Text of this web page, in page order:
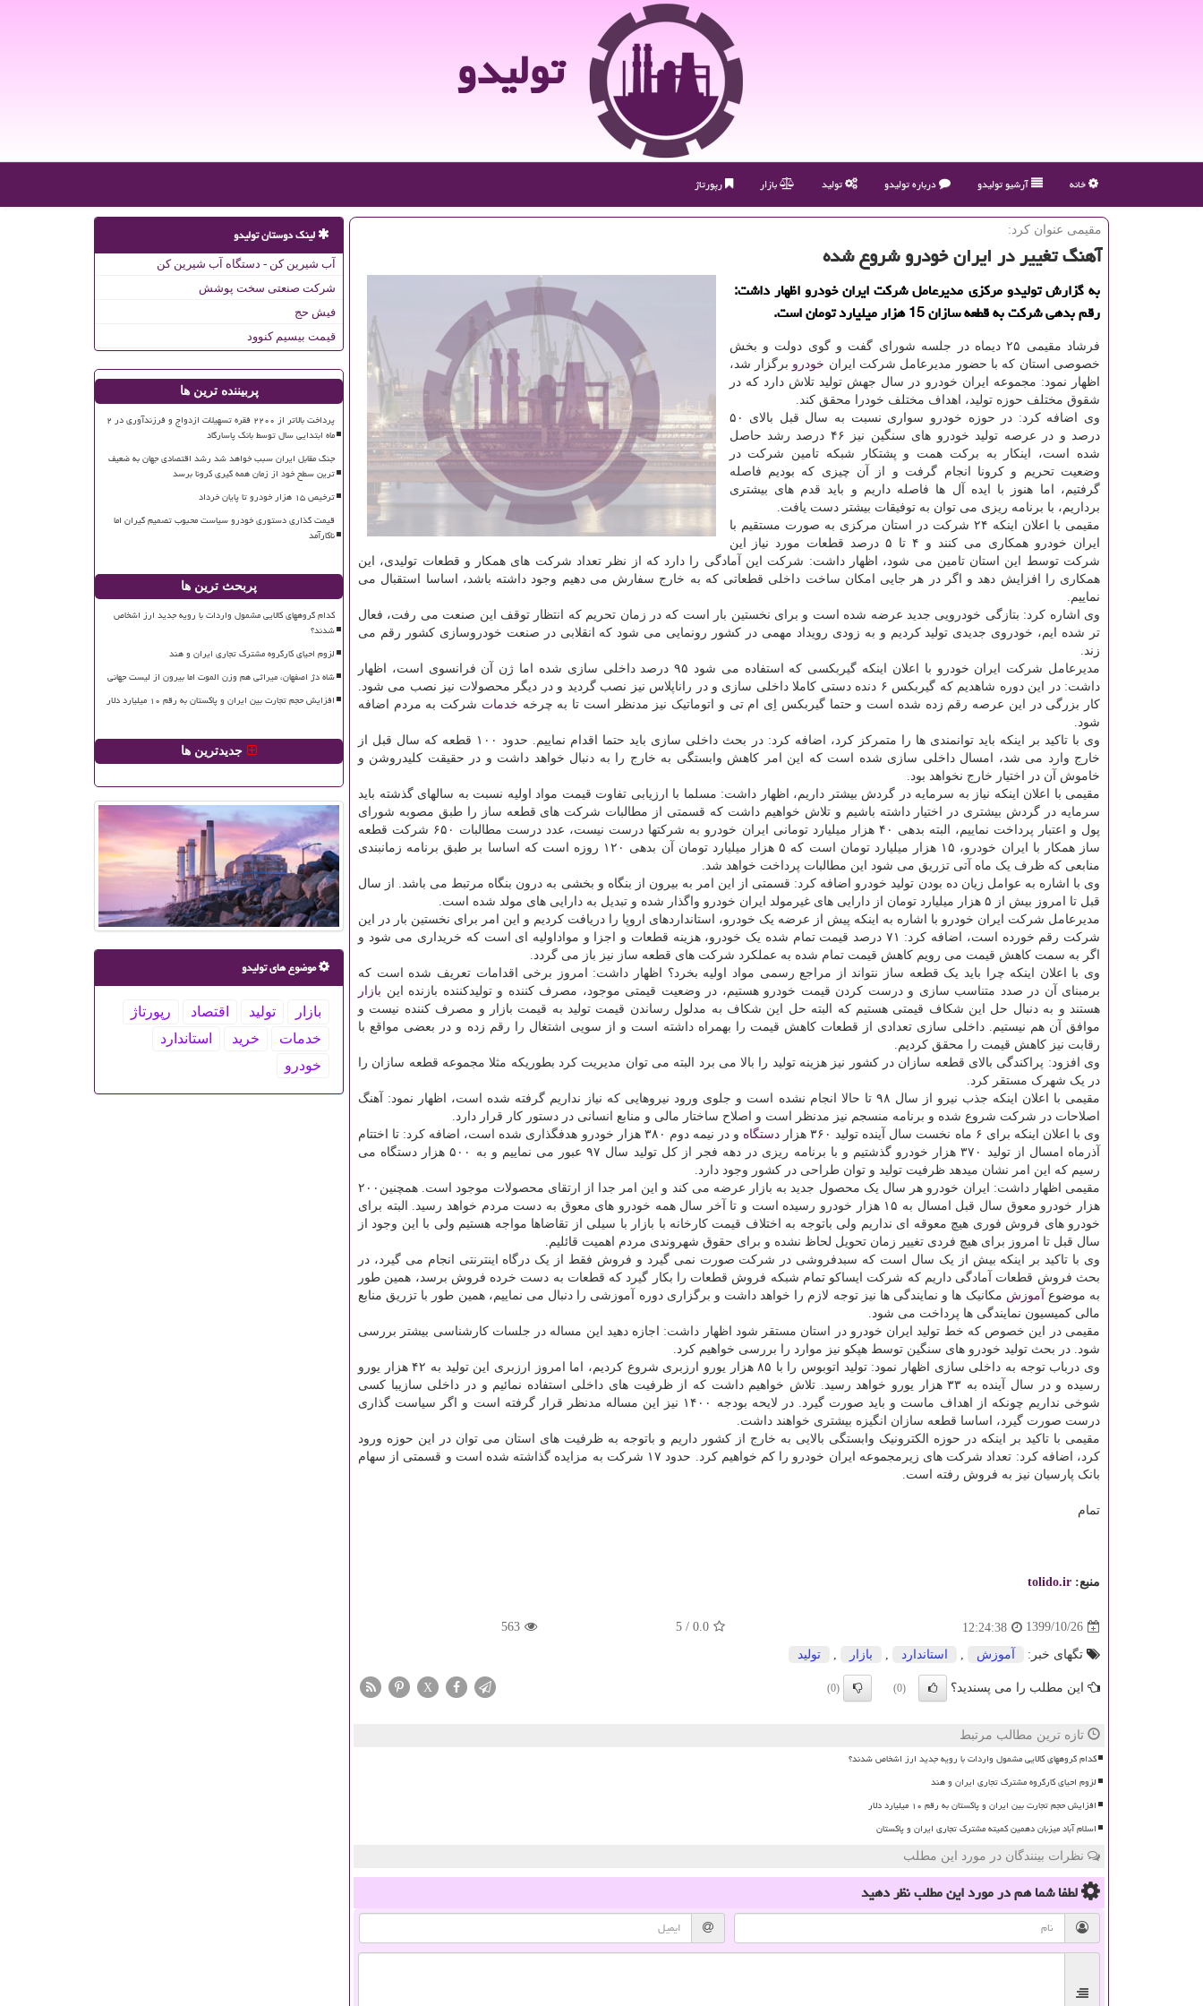
تولیدو
خانه آرشیو تولیدو درباره تولیدو تولید بازار رپورتاژ
مقیمی عنوان كرد:
آهنگ تغییر در ایران خودرو شروع شده
به گزارش تولیدو مرکزی مدیرعامل شرکت ایران خودرو اظهار داشت:
رقم بدهی شرکت به قطعه سازان 15 هزار میلیارد تومان است.
فرشاد مقیمی ۲۵ دیماه در جلسه شورای گفت و گوی دولت و بخش
خصوصی استان که با حضور مدیرعامل شرکت ایران خودرو برگزار شد،
اظهار نمود: مجموعه ایران خودرو در سال جهش تولید تلاش دارد که در
شقوق مختلف حوزه تولید، اهداف مختلف خودرا محقق کند.
وی اضافه کرد: در حوزه خودرو سواری نسبت به سال قبل بالای ۵۰
درصد و در عرصه تولید خودرو های سنگین نیز ۴۶ درصد رشد حاصل
شده است، اینکار به برکت همت و پشتکار شبکه تامین شرکت در
وضعیت تحریم و کرونا انجام گرفت و از آن چیزی که بودیم فاصله
گرفتیم، اما هنوز با ایده آل ها فاصله داریم و باید قدم های بیشتری
برداریم، با برنامه ریزی می توان به توفیقات بیشتر دست یافت.
مقیمی با اعلان اینکه ۲۴ شرکت در استان مرکزی به صورت مستقیم با
ایران خودرو همکاری می کنند و ۴ تا ۵ درصد قطعات مورد نیاز این
شرکت توسط این استان تامین می شود، اظهار داشت: شرکت این آمادگی را دارد که از نظر تعداد شرکت های همکار و قطعات تولیدی، این
همکاری را افزایش دهد و اگر در هر جایی امکان ساخت داخلی قطعاتی که به خارج سفارش می دهیم وجود داشته باشد، اساسا استقبال می
نماییم.
وی اشاره کرد: بتازگی خودرویی جدید عرضه شده است و برای نخستین بار است که در زمان تحریم که انتظار توقف این صنعت می رفت، فعال
تر شده ایم، خودروی جدیدی تولید کردیم و به زودی رویداد مهمی در کشور رونمایی می شود که انقلابی در صنعت خودروسازی کشور رقم می
زند.
مدیرعامل شرکت ایران خودرو با اعلان اینکه گیربکسی که استفاده می شود ۹۵ درصد داخلی سازی شده اما ژن آن فرانسوی است، اظهار
داشت: در این دوره شاهدیم که گیربکس ۶ دنده دستی کاملا داخلی سازی و در راناپلاس نیز نصب گردید و در دیگر محصولات نیز نصب می شود.
کار بزرگی در این عرصه رقم زده شده است و حتما گیربکس اِی ام تی و اتوماتیک نیز مدنظر است تا به چرخه خدمات شرکت به مردم اضافه
شود.
وی با تاکید بر اینکه باید توانمندی ها را متمرکز کرد، اضافه کرد: در بحث داخلی سازی باید حتما اقدام نماییم. حدود ۱۰۰ قطعه که سال قبل از
خارج وارد می شد، امسال داخلی سازی شده است که این امر کاهش وابستگی به خارج را به دنبال خواهد داشت و در حقیقت کلیدروشن و
خاموش آن در اختیار خارج نخواهد بود.
مقیمی با اعلان اینکه نیاز به سرمایه در گردش بیشتر داریم، اظهار داشت: مسلما با ارزیابی تفاوت قیمت مواد اولیه نسبت به سالهای گذشته باید
سرمایه در گردش بیشتری در اختیار داشته باشیم و تلاش خواهیم داشت که قسمتی از مطالبات شرکت های قطعه ساز را طبق مصوبه شورای
پول و اعتبار پرداخت نماییم، البته بدهی ۴۰ هزار میلیارد تومانی ایران خودرو به شرکتها درست نیست، عدد درست مطالبات ۶۵۰ شرکت قطعه
ساز همکار با ایران خودرو، ۱۵ هزار میلیارد تومان است که ۵ هزار میلیارد تومان آن بدهی ۱۲۰ روزه است که اساسا بر طبق برنامه زمانبندی
منابعی که ظرف یک ماه آتی تزریق می شود این مطالبات پرداخت خواهد شد.
وی با اشاره به عوامل زیان ده بودن تولید خودرو اضافه کرد: قسمتی از این امر به بیرون از بنگاه و بخشی به درون بنگاه مرتبط می باشد. از سال
قبل تا امروز بیش از ۵ هزار میلیارد تومان از دارایی های غیرمولد ایران خودرو واگذار شده و تبدیل به دارایی های مولد شده است.
مدیرعامل شرکت ایران خودرو با اشاره به اینکه پیش از عرضه یک خودرو، استانداردهای اروپا را دریافت کردیم و این امر برای نخستین بار در این
شرکت رقم خورده است، اضافه کرد: ۷۱ درصد قیمت تمام شده یک خودرو، هزینه قطعات و اجزا و مواداولیه ای است که خریداری می شود و
اگر به سمت کاهش قیمت می رویم کاهش قیمت تمام شده به عملکرد شرکت های قطعه ساز نیز باز می گردد.
وی با اعلان اینکه چرا باید یک قطعه ساز نتواند از مراجع رسمی مواد اولیه بخرد؟ اظهار داشت: امروز برخی اقدامات تعریف شده است که
برمبنای آن در صدد متناسب سازی و درست کردن قیمت خودرو هستیم، در وضعیت قیمتی موجود، مصرف کننده و تولیدکننده بازنده این بازار
هستند و به دنبال حل این شکاف قیمتی هستیم که البته حل این شکاف به مدلول رساندن قیمت تولید به قیمت بازار و مصرف کننده نیست و
موافق آن هم نیستیم. داخلی سازی تعدادی از قطعات کاهش قیمت را بهمراه داشته است و از سویی اشتغال را رقم زده و در بعضی مواقع با
رقابت نیز کاهش قیمت را محقق کردیم.
وی افزود: پراکندگی بالای قطعه سازان در کشور نیز هزینه تولید را بالا می برد البته می توان مدیریت کرد بطوریکه مثلا مجموعه قطعه سازان را
در یک شهرک مستقر کرد.
مقیمی با اعلان اینکه جذب نیرو از سال ۹۸ تا حالا انجام نشده است و جلوی ورود نیروهایی که نیاز نداریم گرفته شده است، اظهار نمود: آهنگ
اصلاحات در شرکت شروع شده و برنامه منسجم نیز مدنظر است و اصلاح ساختار مالی و منابع انسانی در دستور کار قرار دارد.
وی با اعلان اینکه برای ۶ ماه نخست سال آینده تولید ۳۶۰ هزار
دستگاه
و در نیمه دوم ۳۸۰ هزار خودرو هدفگذاری شده است، اضافه کرد: تا اختتام
آذرماه امسال از تولید ۳۷۰ هزار خودرو گذشتیم و با برنامه ریزی در دهه فجر از کل تولید سال ۹۷ عبور می نماییم و به ۵۰۰ هزار دستگاه می
رسیم که این امر نشان میدهد ظرفیت تولید و توان طراحی در کشور وجود دارد.
مقیمی اظهار داشت: ایران خودرو هر سال یک محصول جدید به بازار عرضه می کند و این امر جدا از ارتقای محصولات موجود است. همچنین۲۰۰
هزار خودرو معوق سال قبل امسال به ۱۵ هزار خودرو رسیده است و تا آخر سال همه خودرو های معوق به دست مردم خواهد رسید. البته برای
خودرو های فروش فوری هیچ معوقه ای نداریم ولی باتوجه به اختلاف قیمت کارخانه با بازار با سیلی از تقاضاها مواجه هستیم ولی با این وجود از
سال قبل تا امروز برای هیچ فردی تغییر زمان تحویل لحاظ نشده و برای حقوق شهروندی مردم اهمیت قائلیم.
وی با تاکید بر اینکه بیش از یک سال است که سبدفروشی در شرکت صورت نمی گیرد و فروش فقط از یک درگاه اینترنتی انجام می گیرد، در
بحث فروش قطعات آمادگی داریم که شرکت ایساکو تمام شبکه فروش قطعات را بکار گیرد که قطعات به دست خرده فروش برسد، همین طور
به موضوع آموزش مکانیک ها و نمایندگی ها نیز توجه لازم را خواهد داشت و برگزاری دوره آموزشی را دنبال می نماییم، همین طور با تزریق منابع
مالی کمیسیون نمایندگی ها پرداخت می شود.
مقیمی در این خصوص که خط تولید ایران خودرو در استان مستقر شود اظهار داشت: اجازه دهید این مساله در جلسات کارشناسی بیشتر بررسی
شود. در بحث تولید خودرو های سنگین توسط هپکو نیز موارد را بررسی خواهیم کرد.
وی درباب توجه به داخلی سازی اظهار نمود: تولید اتوبوس را با ۸۵ هزار یورو ارزبری شروع کردیم، اما امروز ارزبری این تولید به ۴۲ هزار یورو
رسیده و در سال آینده به ۳۳ هزار یورو خواهد رسید. تلاش خواهیم داشت که از ظرفیت های داخلی استفاده نمائیم و در داخلی سازیبا کسی
شوخی نداریم چونکه از اهداف ماست و باید صورت گیرد. در لایحه بودجه ۱۴۰۰ نیز این مساله مدنظر قرار گرفته است و اگر سیاست گذاری
درست صورت گیرد، اساسا قطعه سازان انگیزه بیشتری خواهند داشت.
مقیمی با تاکید بر اینکه در حوزه الکترونیک وابستگی بالایی به خارج از کشور داریم و باتوجه به ظرفیت های استان می توان در این حوزه ورود
کرد، اضافه کرد: تعداد شرکت های زیرمجموعه ایران خودرو را کم خواهیم کرد. حدود ۱۷ شرکت به مزایده گذاشته شده است و قسمتی از سهام
بانک پارسیان نیز به فروش رفته است.
تمام
منبع: tolido.ir
1399/10/26
12:24:38
0.0
/
5
563
تگهای خبر: آموزش استاندارد بازار تولید
این مطلب را می پسندید؟ (0)
(0)
X
تازه ترین مطالب مرتبط
کدام گروههای کالایی مشمول واردات با رویه جدید ارز اشخاص شدند؟
لزوم احیای کارگروه مشترک تجاری ایران و هند
افزایش حجم تجارت بین ایران و پاکستان به رقم ۱۰ میلیارد دلار
اسلام آباد میزبان دهمین کمیته مشترک تجاری ایران و پاکستان
نظرات بینندگان در مورد این مطلب
لطفا شما همدر مورد این مطلبنظر دهید
لینک دوستان تولیدو
آب شیرین کن - دستگاه آب شیرین کن
شرکت صنعتی سخت پوشش
فیش حج
قیمت بیسیم کنوود
پربیننده ترین ها
پرداخت بالاتر از ۲۲۰۰ فقره تسهیلات ازدواج و فرزندآوری در ۲
ماه ابتدایی سال توسط بانک پاسارگاد
جنگ مقابل ایران سبب خواهد شد رشد اقتصادی جهان به ضعیف
ترین سطح خود از زمان همه گیری کرونا برسد
ترخیص ۱۵ هزار خودرو تا پایان خرداد
قیمت گذاری دستوری خودرو سیاست محبوب تصمیم گیران اما
ناکارآمد
پربحث ترین ها
کدام گروههای کالایی مشمول واردات با رویه جدید ارز اشخاص
شدند؟
لزوم احیای کارگروه مشترک تجاری ایران و هند
شاه دژ اصفهان، میراثی هم وزن الموت اما بیرون از لیست جهانی
افزایش حجم تجارت بین ایران و پاکستان به رقم ۱۰ میلیارد دلار
جدیدترین ها
موضوع های تولیدو
بازار تولید اقتصاد
رپورتاژ
خدمات
خرید
استاندارد
خودرو